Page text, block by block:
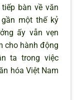
bàn về văn
một thế kỷ
ấy vẫn vẹn
cho hành động
ta trong việc
hóa Việt Nam